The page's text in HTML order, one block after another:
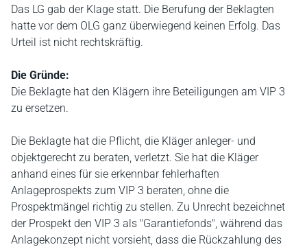
Das LG gab der Klage statt. Die Berufung der Beklagten
hatte vor dem OLG ganz überwiegend keinen Erfolg. Das
Urteil ist nicht rechtskräftig.
Die Gründe:
Die Beklagte hat den Klägern ihre Beteiligungen am VIP 3
zu ersetzen.
Die Beklagte hat die Pflicht, die Kläger anleger- und
objektgerecht zu beraten, verletzt. Sie hat die Kläger
anhand eines für sie erkennbar fehlerhaften
Anlageprospekts zum VIP 3 beraten, ohne die
Prospektmängel richtig zu stellen. Zu Unrecht bezeichnet
der Prospekt den VIP 3 als "Garantiefonds", während das
Anlagekonzept nicht vorsieht, dass die Rückzahlung des